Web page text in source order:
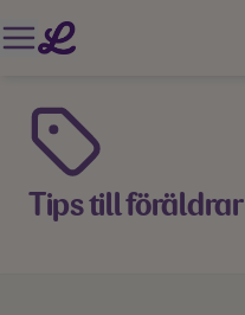
Tips till föräldrar